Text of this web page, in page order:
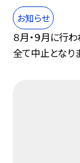
お知らせ
８月・９月に行
全て中止となり